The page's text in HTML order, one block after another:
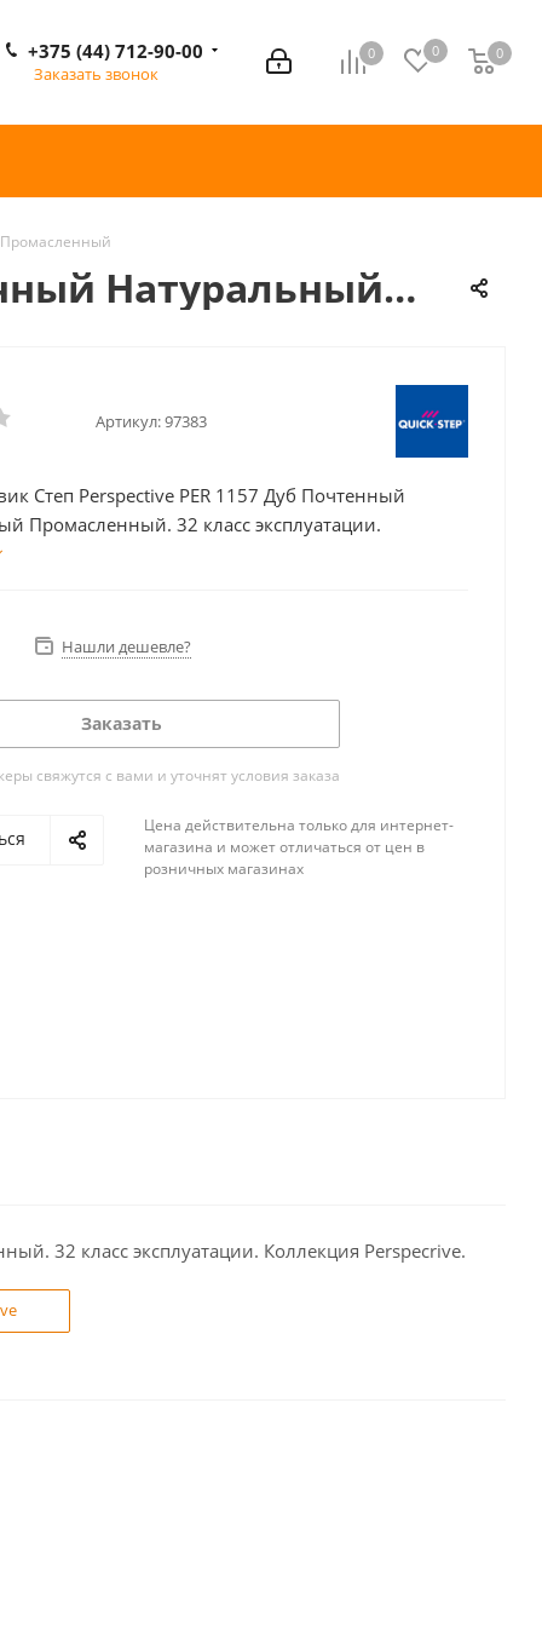
0 0 0
0
+375 (44) 712-90-00
Заказать звонок
Промасленный
Натуральный
Артикул:97383
Степ Perspective PER 1157 Дуб Почтенный
Промасленный. 32 класс эксплуатации.
Нашли дешевле?
Заказать
свяжутся с вами и уточнят условия заказа
Цена действительна только для интернет-
магазина и может отличаться от цен в
розничных магазинах
32 класс эксплуатации. Коллекция Perspecrive.